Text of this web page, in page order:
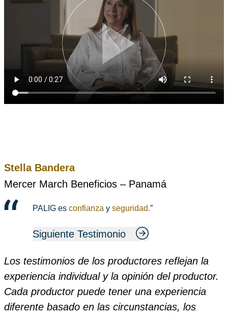
PALIG es confianza y seguridad.”
Siguiente Testimonio
Stella Bandera
Mercer March Beneficios – Panamá
Los testimonios de los productores reflejan la
experiencia individual y la opinión del productor.
Cada productor puede tener una experiencia
diferente basado en las circunstancias, los